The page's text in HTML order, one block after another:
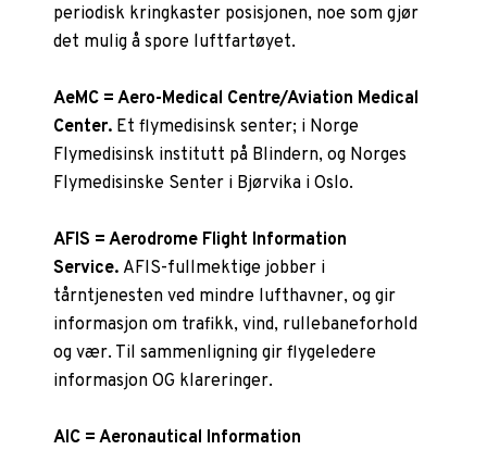
periodisk kringkaster posisjonen, noe som gjør
det mulig å spore luftfartøyet.
AeMC = Aero-Medical Centre/Aviation Medical
Center. Et flymedisinsk senter; i Norge
Flymedisinsk institutt på Blindern, og Norges
Flymedisinske Senter i Bjørvika i Oslo.
AFIS = Aerodrome Flight Information
Service. AFIS-fullmektige jobber i
tårntjenesten ved mindre lufthavner, og gir
informasjon om trafikk, vind, rullebaneforhold
og vær. Til sammenligning gir flygeledere
informasjon OG klareringer.
AIC = Aeronautical Information